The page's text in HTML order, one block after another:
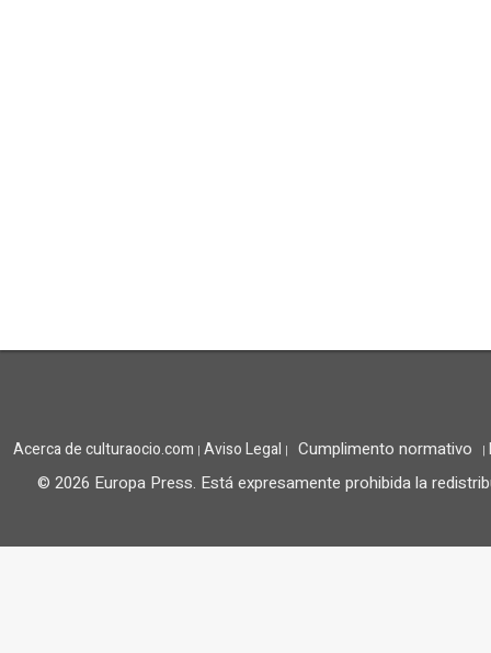
Acerca de culturaocio.com | Aviso Legal | Cumplimento normativo |
© 2026 Europa Press. Está expresamente prohibida la